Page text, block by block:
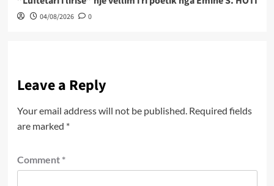
04/08/2026 0
Leave a Reply
Your email address will not be published. Required fields
are marked *
Comment *